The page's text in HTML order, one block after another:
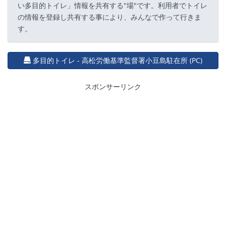
い多目的トイレ」情報を共有する"場"です。利用者でトイレ
の情報を登録し共有する事により、みんなで作って行きま
す。
多目的トイレ - 高松労働基準監督署小豆島駐在所 (PC)
スポンサーリンク